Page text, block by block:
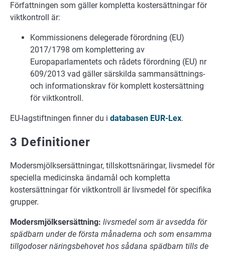
Författningen som gäller kompletta kostersättningar för
viktkontroll är:
Kommissionens delegerade förordning (EU)
2017/1798 om komplettering av
Europaparlamentets och rådets förordning (EU) nr
609/2013 vad gäller särskilda sammansättnings-
och informationskrav för komplett kostersättning
för viktkontroll.
EU-lagstiftningen finner du i databasen EUR-Lex.
3 Definitioner
Modersmjölksersättningar, tillskottsnäringar, livsmedel för
speciella medicinska ändamål och kompletta
kostersättningar för viktkontroll är livsmedel för specifika
grupper.
Modersmjölksersättning: livsmedel som är avsedda för
spädbarn under de första månaderna och som ensamma
tillgodoser näringsbehovet hos sådana spädbarn tills de